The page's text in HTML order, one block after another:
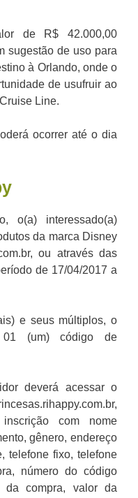
de R$ 42.000,00
sugestão de uso para
à Orlando, onde o
de usufruir ao
Line.
ocorrer até o dia
o(a) interessado(a)
da marca Disney
ou através das
de 17/04/2017 a
e seus múltiplos, o
(um) código de
deverá acessar o
com nome
gênero, endereço
telefone fixo, telefone
número do código
da compra, valor da